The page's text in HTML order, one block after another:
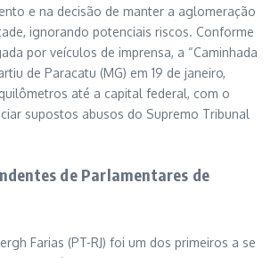
e na decisão de manter a aglomeração
ignorando potenciais riscos. Conforme
por veículos de imprensa, a “Caminhada
de Paracatu (MG) em 19 de janeiro,
até a capital federal, com o
supostos abusos do Supremo Tribunal
de Parlamentares de
Farias (PT-RJ) foi um dos primeiros a se